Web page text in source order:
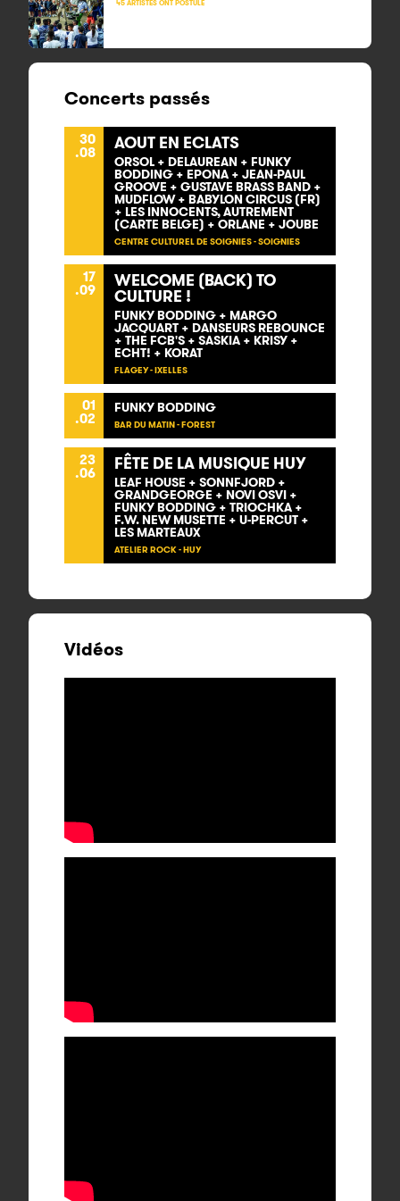
45 ARTISTES ONT POSTULÉ
Concerts passés
30
.08 AOUT EN ECLATS
ORSOL + DELAUREAN + FUNKY
BODDING + EPONA + JEAN-PAUL
GROOVE + GUSTAVE BRASS BAND +
MUDFLOW + BABYLON CIRCUS (FR)
+ LES INNOCENTS, AUTREMENT
(CARTE BELGE) + ORLANE + JOUBE
CENTRE CULTUREL DE SOIGNIES - SOIGNIES
17
.09 WELCOME (BACK) TO
CULTURE !
FUNKY BODDING + MARGO
JACQUART + DANSEURS REBOUNCE
+ THE FCB'S + SASKIA + KRISY +
ECHT! + KORAT
FLAGEY - IXELLES
01
.02
FUNKY BODDING
BAR DU MATIN - FOREST
23
.06 FÊTE DE LA MUSIQUE HUY
LEAF HOUSE + SONNFJORD +
GRANDGEORGE + NOVI OSVI +
FUNKY BODDING + TRIOCHKA +
F.W. NEW MUSETTE + U-PERCUT +
LES MARTEAUX
ATELIER ROCK - HUY
Vidéos